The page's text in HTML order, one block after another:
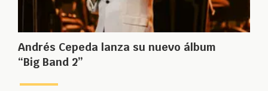
Andrés Cepeda lanza su nuevo álbum
“Big Band 2”